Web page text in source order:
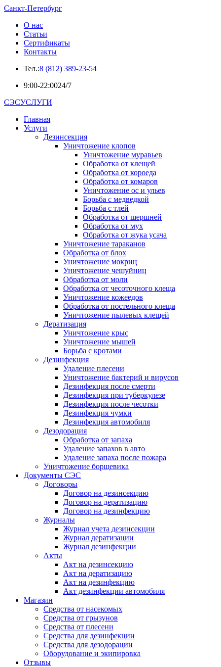
Санкт-Петербург
О нас
Статьи
Сертификаты
Контакты
Тел.:8 (812) 389-23-54
9:00-22:0024/7
СЭСУСЛУГИ
Главная
Услуги
Дезинсекция
Уничтожение клопов
Уничтожение муравьев
Обработка от клещей
Обработка от короеда
Обработка от комаров
Уничтожение ос и ульев
Борьба с медведкой
Борьба с тлей
Обработка от шершней
Обработка от мух
Обработка от жука усача
Уничтожение тараканов
Обработка от блох
Уничтожение мокриц
Уничтожение чешуйниц
Обработка от моли
Обработка от чесоточного клеща
Уничтожение кожеедов
Обработка от постельного клеща
Уничтожение пылевых клещей
Дератизация
Уничтожение крыс
Уничтожение мышей
Борьба с кротами
Дезинфекция
Удаление плесени
Уничтожение бактерий и вирусов
Дезинфекция после смерти
Дезинфекция при туберкулезе
Дезинфекция после чесотки
Дезинфекция чумки
Дезинфекция автомобиля
Дезодорация
Обработка от запаха
Удаление запахов в авто
Удаление запаха после пожара
Уничтожение борщевика
Документы СЭС
Договоры
Договор на дезинсекцию
Договор на дератизацию
Договор на дезинфекцию
Журналы
Журнал учета дезинсекции
Журнал дератизации
Журнал дезинфекции
Акты
Акт на дезинсекцию
Акт на дератизацию
Акт на дезинфекцию
Акт дезинфекции автомобиля
Магазин
Средства от насекомых
Средства от грызунов
Средства от плесени
Средства для дезинфекции
Средства для дезодорации
Оборудование и экипировка
Отзывы